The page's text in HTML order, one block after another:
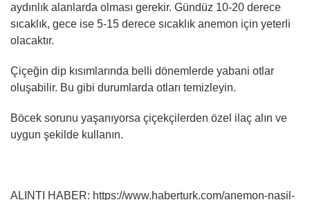
aydınlık alanlarda olması gerekir. Gündüz 10-20 derece
sıcaklık, gece ise 5-15 derece sıcaklık anemon için yeterli
olacaktır.
Çiçeğin dip kısımlarında belli dönemlerde yabani otlar
oluşabilir. Bu gibi durumlarda otları temizleyin.
Böcek sorunu yaşanıyorsa çiçekçilerden özel ilaç alın ve
uygun şekilde kullanın.
ALINTI HABER: https://www.haberturk.com/anemon-nasil-